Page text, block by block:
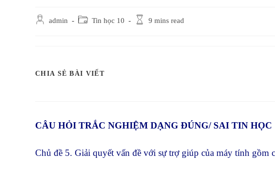
Post
admin
Post Tin học 10
Reading9 mins read
CHIA SẺ BÀI VIẾTSHARE
CÂU HỎI TRẮC NGHIỆM DẠNG ĐÚNG/ SAI TIN
Chủ đề 5. Giải quyết vấn đề với sự trợ giúp của máy tính gồm